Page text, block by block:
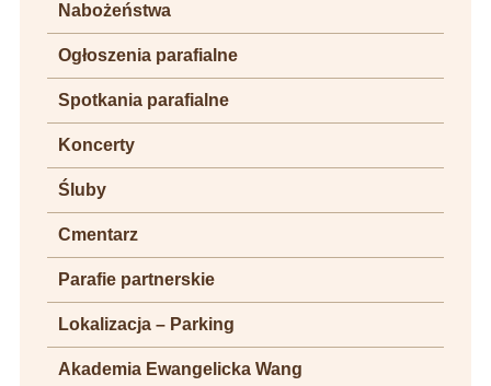
Nabożeństwa
Ogłoszenia parafialne
Spotkania parafialne
Koncerty
Śluby
Cmentarz
Parafie partnerskie
Lokalizacja – Parking
Akademia Ewangelicka Wang